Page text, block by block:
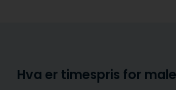
Hva er timespris for